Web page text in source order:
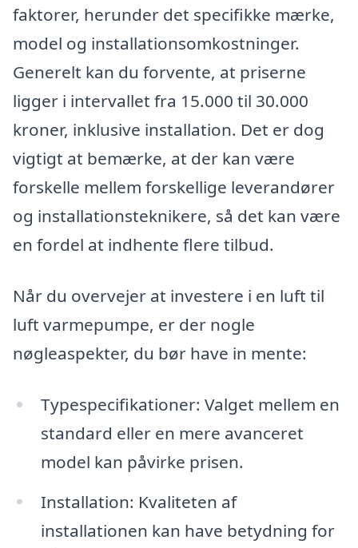
faktorer, herunder det specifikke mærke,
model og installationsomkostninger.
Generelt kan du forvente, at priserne
ligger i intervallet fra 15.000 til 30.000
kroner, inklusive installation. Det er dog
vigtigt at bemærke, at der kan være
forskelle mellem forskellige leverandører
og installationsteknikere, så det kan være
en fordel at indhente flere tilbud.
Når du overvejer at investere i en luft til
luft varmepumpe, er der nogle
nøgleaspekter, du bør have in mente:
Typespecifikationer: Valget mellem en
standard eller en mere avanceret
model kan påvirke prisen.
Installation: Kvaliteten af
installationen kan have betydning for